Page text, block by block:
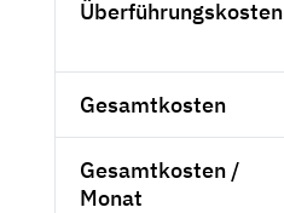
Überführungskosten
Gesamtkosten
Gesamtkosten /
Monat